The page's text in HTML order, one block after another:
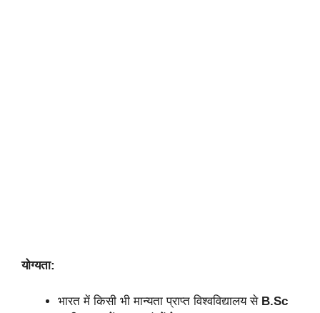
योग्यता:
भारत में किसी भी मान्यता प्राप्त विश्वविद्यालय से B.Sc